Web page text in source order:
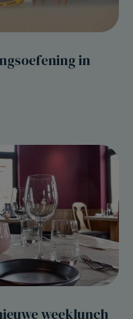
in
weeklunch